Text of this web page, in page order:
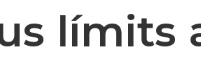
límits